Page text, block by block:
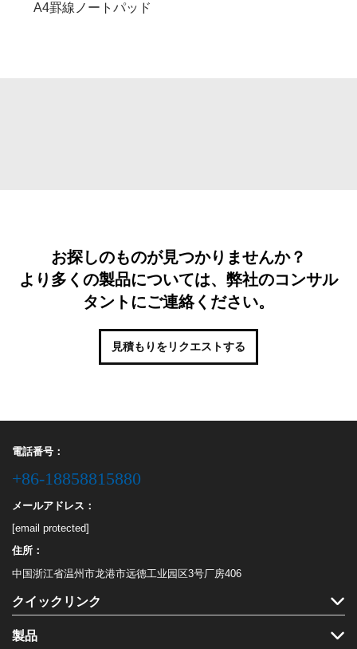
A4罫線ノートパッド
お探しのものが見つかりませんか？
より多くの製品については、弊社のコンサル
タントにご連絡ください。
見積もりをリクエストする
電話番号：
+86-18858815880
メールアドレス：
[email protected]
住所：
中国浙江省温州市龙港市远德工业园区3号厂房406
クイックリンク
製品